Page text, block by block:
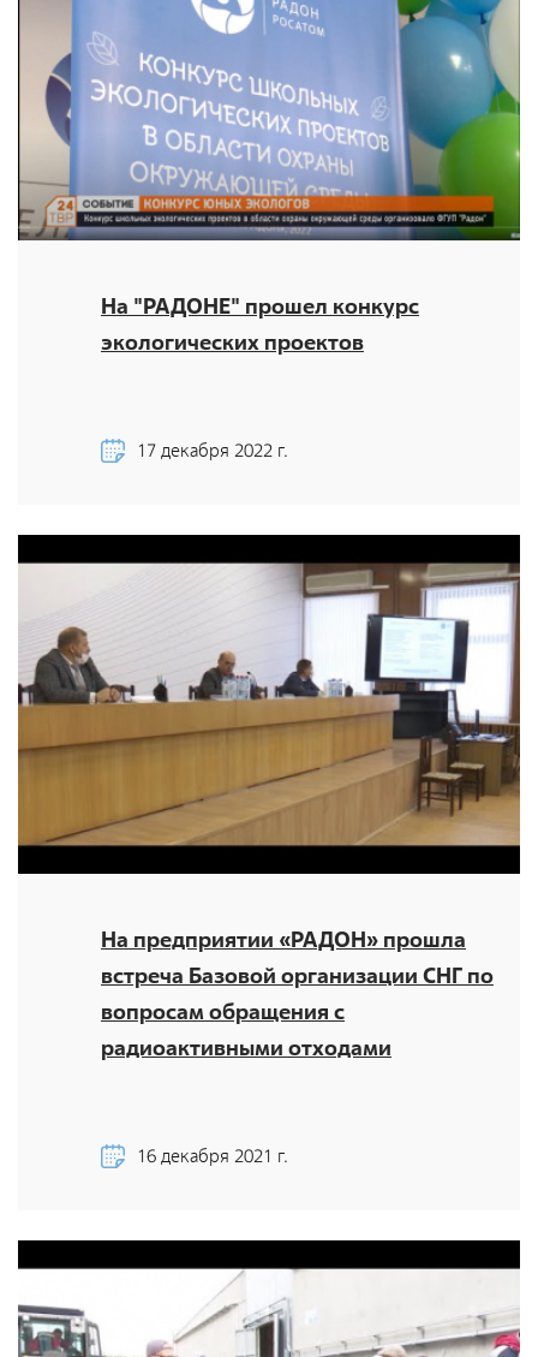
На "РАДОНЕ" прошел конкурс
экологических проектов
17 декабря 2022 г.
На предприятии «РАДОН» прошла
встреча Базовой организации СНГ по
вопросам обращения с
радиоактивными отходами
16 декабря 2021 г.
Противодействие коррупции
Социальная политика
Политика в области качества
Совет молодых работников
Из опыта зарубежных коллег
Устойчивое развитие
Поставщикам
Экология
Общественные обсуждения
Документы и отчеты по экологической безопасности
Окончательные материалы оценки воздействия на
окружающую среду
Онлайн-мониторинг
Контакты
Обратная связь
Новости
Радиационный и экологический мониторинг
источников ионизирующего излучения и радиоактивных
отходов
Радиационно-аварийные и радиационно-
реабилитационные работы